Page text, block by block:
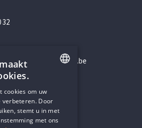
32
4
DUTCH
cookies om uw
Door
stemt u in met
met ons